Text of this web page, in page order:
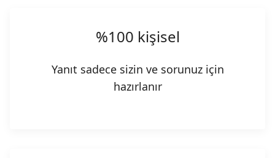
%100 kişisel
Yanıt sadece sizin ve sorunuz için
hazırlanır